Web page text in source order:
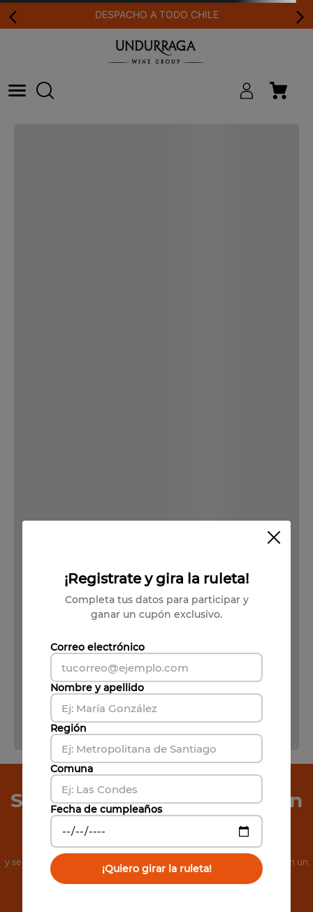
DESPACHO A TODO CHILE
Suscríbete a Nuestro Boletín
de Noticias
y se el primero en conocer nuestras increíbles ofertas, además, obtén un
cupón de 5% de descuento.
¡Registrate y gira la ruleta!
Completa tus datos para participar y
ganar un cupón exclusivo.
Correo electrónico
Nombre y apellido
Región
Comuna
Fecha de cumpleaños
¡Quiero girar la ruleta!